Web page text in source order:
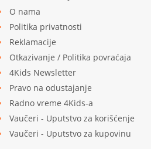
O nama
Politika privatnosti
Reklamacije
Otkazivanje / Politika povraćaja
4Kids Newsletter
Pravo na odustajanje
Radno vreme 4Kids-a
Vaučeri - Uputstvo za korišćenje
Vaučeri - Uputstvo za kupovinu